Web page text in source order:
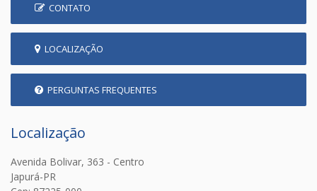
CONTATO
LOCALIZAÇÃO
PERGUNTAS FREQUENTES
Localização
Avenida Bolivar, 363 - Centro
Japurá-PR